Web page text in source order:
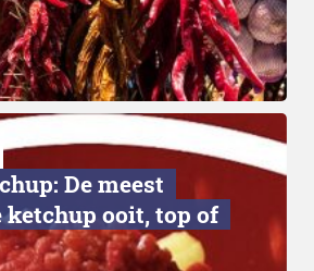
De meest
ketchup ooit, top of